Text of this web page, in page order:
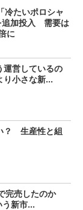
冷たいポロシャ
追加投入 需要は
に
運営しているの
小さな新...
？ 生産性と組
完売したのか
う新市...